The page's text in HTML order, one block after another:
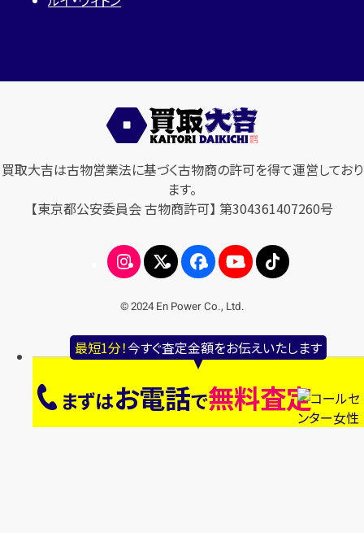
最短1分！今すぐ査定金額をお伝えいたします
まずはお電話で無料査定
買取大吉は古物営業法に基づく古物商の許可を得て運営しており
ます。
【東京都公安委員会 古物商許可】 第304361407260号
© 2024 En Power Co., Ltd.